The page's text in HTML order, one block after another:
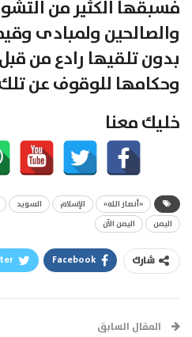
فسبقها الكثير من
والصالحين ولمبادى
بدون تلقيها رادع من
وحكامها للوقوف عن
خليك معنا
«أنصار الله» الإسلام السويد
اليمن
اليمن الآن
شارك Facebook
المقال السابق